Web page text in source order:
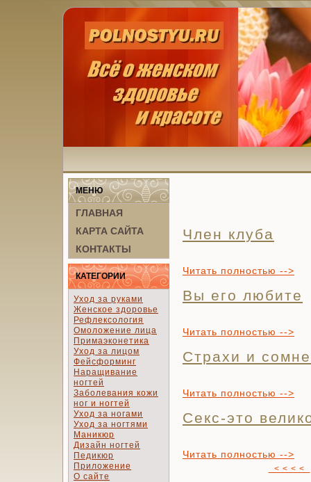
МЕНЮ
ГЛАВНАЯ
КАРТА САЙТА
КОНТАКТЫ
КАТЕГОРИИ
Уход за руками
Женское здоровье
Рефлексология
Омоложение лица
Примаэконетика
Уход за лицом
Фейсформинг
Наращивание
ногтей
Заболевания кожи
ног и ногтей
Уход за ногами
Уход за ногтями
Маникюр
Дизайн ногтей
Педикюр
Приложение
О сайте
Член клуба
Читать полностью -->
Вы его любите
Читать полностью -->
Страхи и
Читать полностью -->
Секс-это
Читать полностью -->
< < < <